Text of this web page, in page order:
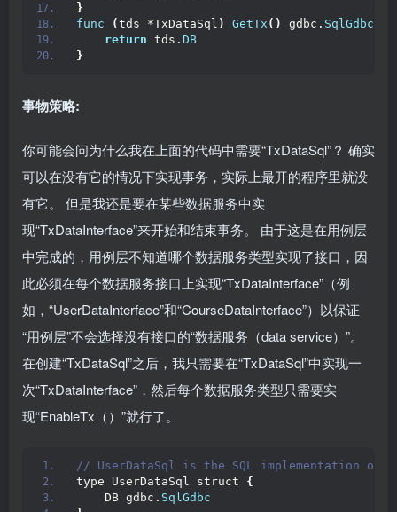
}
func
(tds *TxDataSql ) GetTx () gdbc. SqlGdbc
return tds. DB
}
事物策略:
你可能会问为什么我在上面的代码中需要“TxDataSql”？ 确实
可以在没有它的情况下实现事务，实际上最开的程序里就没
有它。 但是我还是要在某些数据服务中实
现“TxDataInterface”来开始和结束事务。 由于这是在用例层
中完成的，用例层不知道哪个数据服务类型实现了接口，因
此必须在每个数据服务接口上实现“TxDataInterface”（例
如，“UserDataInterface”和“CourseDataInterface”）以保证
“用例层”不会选择没有接口的“数据服务（data service）”。
在创建“TxDataSql”之后，我只需要在“TxDataSql”中实现一
次“TxDataInterface”，然后每个数据服务类型只需要实
现“EnableTx（）”就行了。
// UserDataSql is the SQL implementation of
type UserDataSql struct {
    DB gdbc.
SqlGdbc